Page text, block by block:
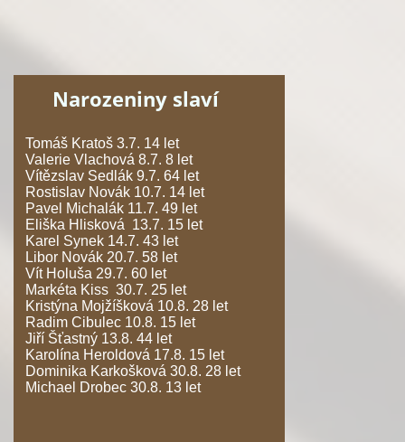
Narozeniny slaví
Tomáš Kratoš 3.7. 14 let
Valerie Vlachová 8.7. 8 let
Vítězslav Sedlák 9.7. 64 let
Rostislav Novák 10.7. 14 let
Pavel Michalák 11.7. 49 let
Eliška Hlisková 13.7. 15 let
Karel Synek 14.7. 43 let
Libor Novák 20.7. 58 let
Vít Holuša 29.7. 60 let
Markéta Kiss 30.7. 25 let
Kristýna Mojžíšková 10.8. 28 let
Radim Cibulec 10.8. 15 let
Jiří Šťastný 13.8. 44 let
Karolína Heroldová 17.8. 15 let
Dominika Karkošková 30.8. 28 let
Michael Drobec 30.8. 13 let